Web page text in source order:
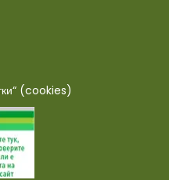
(cookies)